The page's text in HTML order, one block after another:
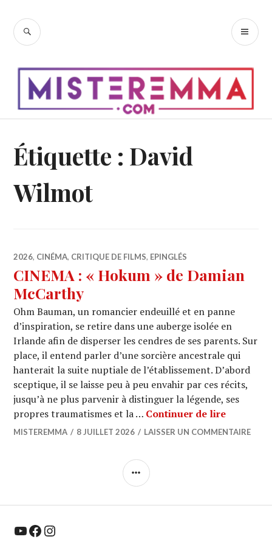
contenu
RECHERCHE
Étiquette : David
Wilmot
2026, CINÉMA, CRITIQUE DE FILMS, EPINGLÉS
CINEMA : « Hokum » de Damian
McCarthy
Ohm Bauman, un romancier endeuillé et en panne
d’inspiration, se retire dans une auberge isolée en
Irlande afin de disperser les cendres de ses parents. Sur
place, il entend parler d’une sorcière ancestrale qui
hanterait la suite nuptiale de l’établissement. D’abord
sceptique, il se laisse peu à peu envahir par ces récits,
jusqu’à ne plus parvenir à distinguer la légende, ses
propres traumatismes et la … Continuer de lireCINEMA
MISTEREMMA 8 JUILLET 2026 LAISSER UN COMMENTAIRE
COLONNE
YouTube Facebook Instagram